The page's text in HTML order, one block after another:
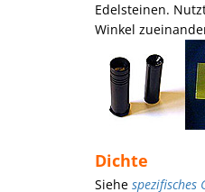
Edelsteinen.
Winkel
Dichte
Siehe spezifisches